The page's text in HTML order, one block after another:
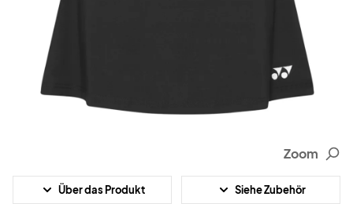
Zoom
Über das Produkt Siehe Zubehör